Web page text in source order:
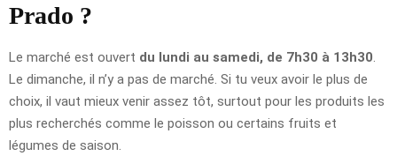
Prado ?
Le marché est ouvert du lundi au samedi, de 7h30 à 13h30
Le dimanche, il n’y a pas de marché. Si tu veux avoir le plus de
choix, il vaut mieux venir assez tôt, surtout pour les produits les
plus recherchés comme le poisson ou certains fruits et
légumes de saison.